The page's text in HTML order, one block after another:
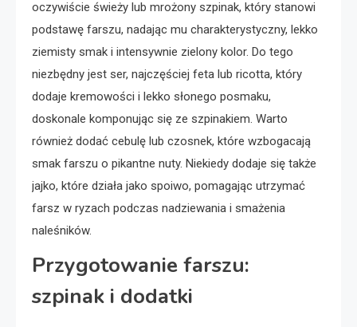
oczywiście świeży lub mrożony szpinak, który stanowi
podstawę farszu, nadając mu charakterystyczny, lekko
ziemisty smak i intensywnie zielony kolor. Do tego
niezbędny jest ser, najczęściej feta lub ricotta, który
dodaje kremowości i lekko słonego posmaku,
doskonale komponując się ze szpinakiem. Warto
również dodać cebulę lub czosnek, które wzbogacają
smak farszu o pikantne nuty. Niekiedy dodaje się także
jajko, które działa jako spoiwo, pomagając utrzymać
farsz w ryzach podczas nadziewania i smażenia
naleśników.
Przygotowanie farszu:
szpinak i dodatki